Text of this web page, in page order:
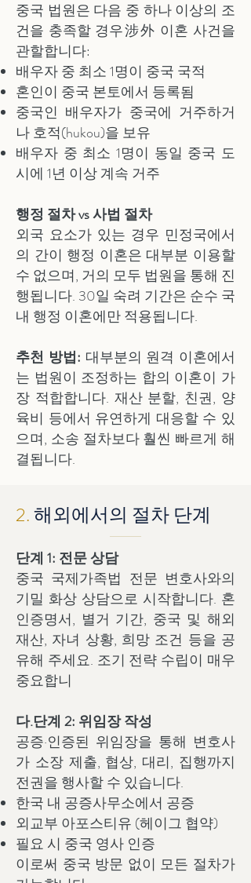
중국 법원은 다음 중 하나 이상의 조
건을 충족할 경우涉外 이혼 사건을
관할합니다:
배우자 중 최소 1명이 중국 국적
혼인이 중국 본토에서 등록됨
중국인 배우자가 중국에 거주하거
나 호적(hukou)을 보유
배우자 중 최소 1명이 동일 중국 도
시에 1년 이상 계속 거주
행정 절차 vs 사법 절차
외국 요소가 있는 경우 민정국에서
의 간이 행정 이혼은 대부분 이용할
수 없으며, 거의 모두 법원을 통해 진
행됩니다. 30일 숙려 기간은 순수 국
내 행정 이혼에만 적용됩니다.
추천 방법: 대부분의 원격 이혼에서
는 법원이 조정하는 합의 이혼이 가
장 적합합니다. 재산 분할, 친권, 양
육비 등에서 유연하게 대응할 수 있
으며, 소송 절차보다 훨씬 빠르게 해
결됩니다.
2.해외에서의 절차 단계
단계 1: 전문 상담
중국 국제가족법 전문 변호사와의
기밀 화상 상담으로 시작합니다. 혼
인증명서, 별거 기간, 중국 및 해외
재산, 자녀 상황, 희망 조건 등을 공
유해 주세요. 조기 전략 수립이 매우
중요합니
다.단계 2: 위임장 작성
공증·인증된 위임장을 통해 변호사
가 소장 제출, 협상, 대리, 집행까지
전권을 행사할 수 있습니다.
한국 내 공증사무소에서 공증
외교부 아포스티유 (헤이그 협약)
필요 시 중국 영사 인증
이로써 중국 방문 없이 모든 절차가